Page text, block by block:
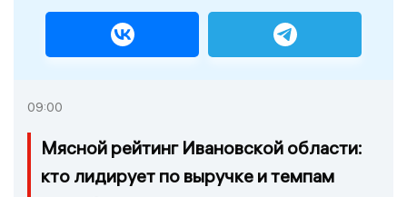
09:00
Мясной рейтинг Ивановской области:
кто лидирует по выручке и темпам